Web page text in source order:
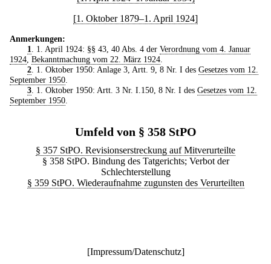
[1. Oktober 1879–1. April 1924]
Anmerkungen:
1
. 1. April 1924: §§ 43, 40 Abs. 4 der Verordnung vom 4. Januar
1924 Bekanntmachung vom 22. März 1924
2. 1. Oktober 1950: Anlage 3, Artt. 9, 8 Nr. I des Gesetzes vom 12.
September 1950
3. 1. Oktober 1950: Artt. 3 Nr. I.150, 8 Nr. I des Gesetzes vom 12.
September 1950
Umfeld von § 358 StPO
§ 357 StPO. Revisionserstreckung auf Mitverurteilte
§ 358 StPO. Bindung des Tatgerichts; Verbot der
Schlechterstellung
§ 359 StPO. Wiederaufnahme zugunsten des Verurteilten
[Impressum/Datenschutz]